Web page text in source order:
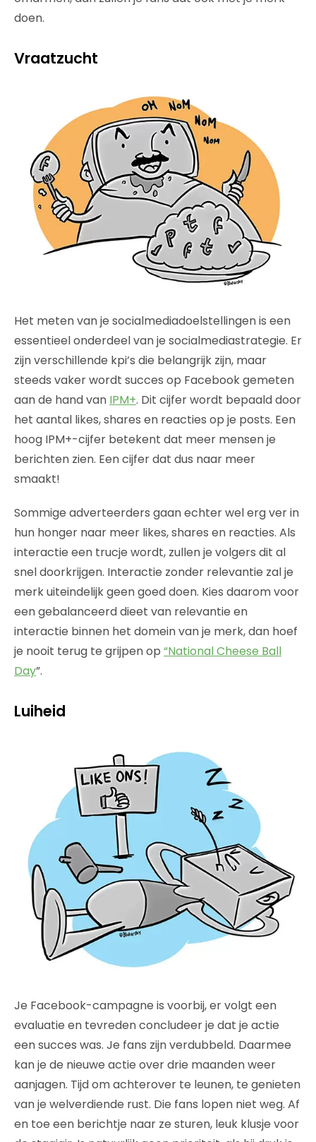
doen.
Vraatzucht
Het meten van je socialmediadoelstellingen is een
essentieel onderdeel van je socialmediastrategie. Er
zijn verschillende kpi’s die belangrijk zijn, maar
steeds vaker wordt succes op Facebook gemeten
aan de hand van IPM+. Dit cijfer wordt bepaald door
het aantal likes, shares en reacties op je posts. Een
hoog IPM+-cijfer betekent dat meer mensen je
berichten zien. Een cijfer dat dus naar meer
smaakt!
Sommige adverteerders gaan echter wel erg ver in
hun honger naar meer likes, shares en reacties. Als
interactie een trucje wordt, zullen je volgers dit al
snel doorkrijgen. Interactie zonder relevantie zal je
merk uiteindelijk geen goed doen. Kies daarom voor
een gebalanceerd dieet van relevantie en
interactie binnen het domein van je merk, dan hoef
je nooit terug te grijpen op “National Cheese Ball
Day”.
Luiheid
Je Facebook-campagne is voorbij, er volgt een
evaluatie en tevreden concludeer je dat je actie
een succes was. Je fans zijn verdubbeld. Daarmee
kan je de nieuwe actie over drie maanden weer
aanjagen. Tijd om achterover te leunen, te genieten
van je welverdiende rust. Die fans lopen niet weg. Af
en toe een berichtje naar ze sturen, leuk klusje voor